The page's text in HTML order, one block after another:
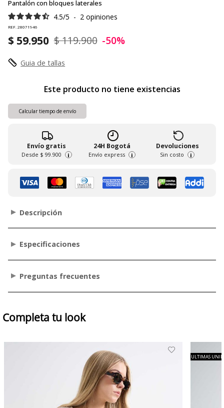
Pantalón con bloques laterales
4.5/5 - 2 opiniones
REF. 28071946
$ 59.950 $ 119.900 -50%
Guia de tallas
Este producto no tiene existencias
Calcular tiempo de envío
Envío gratis
Desde $ 99.900 i
24H Bogotá
Envío express i
Devoluciones
Sin costo i
Descripción
Especificaciones
Preguntas frecuentes
ULTIMAS
Completa tu look